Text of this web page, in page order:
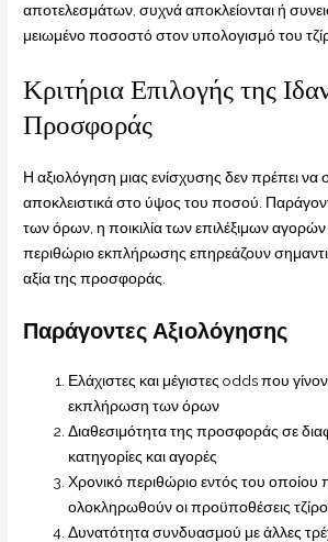
αποτελεσμάτων, συχνά αποκλείονται ή
μειωμένο ποσοστό στον υπολογισμό του
Κριτήρια Επιλογής της
Προσφοράς
Η αξιολόγηση μιας ενίσχυσης δεν πρέπει να
αποκλειστικά στο ύψος του ποσού.
των όρων, η ποικιλία των επιλέξιμων αγορών
περιθώριο εκπλήρωσης επηρεάζουν
αξία της προσφοράς.
Παράγοντες Αξιολόγησης
Ελάχιστες και μέγιστες odds που
εκπλήρωση των όρων
Διαθεσιμότητα της προσφοράς σε
κατηγορίες και αγορές
Χρονικό περιθώριο εντός του οποίου
ολοκληρωθούν οι προϋποθέσεις
Δυνατότητα συνδυασμού με άλλες